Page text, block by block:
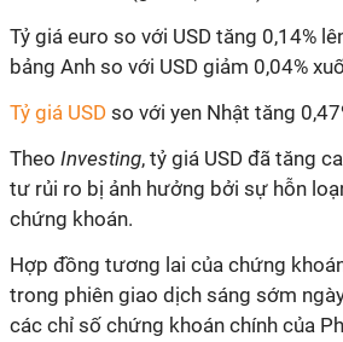
Tỷ giá euro so với USD tăng 0,14%
bảng Anh so với USD giảm 0,04%
Tỷ giá USD so với yen Nhật tăng
Theo Investing, tỷ giá USD đã tăng
tư rủi ro bị ảnh hưởng bởi sự hỗn
chứng khoán.
Hợp đồng tương lai của chứng
trong phiên giao dịch sáng sớm
các chỉ số chứng khoán chính của